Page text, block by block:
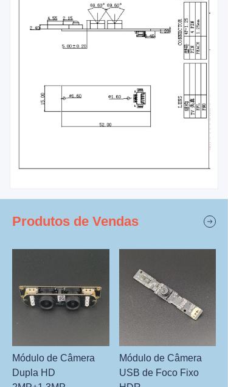
Produtos de Vendas
Módulo de Câmera
Dupla HD
Módulo de Câmera
USB de Foco Fixo